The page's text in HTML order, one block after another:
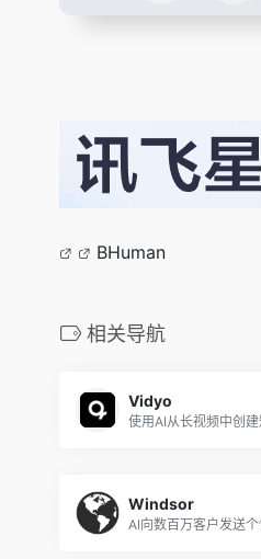
BHuman
相关导航
Vidyo
Windsor